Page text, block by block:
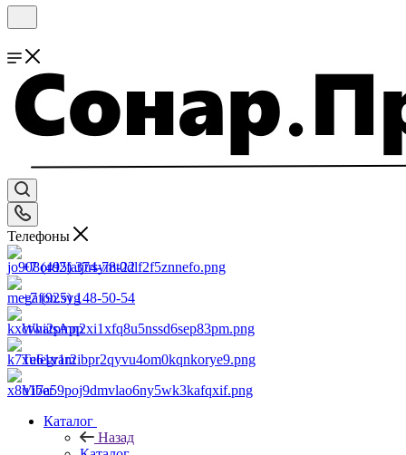
Телефоны
+7 (495) 374-78-22
+7 (925) 148-50-54
WhatsApp
Telegram
Viber
Каталог
Назад